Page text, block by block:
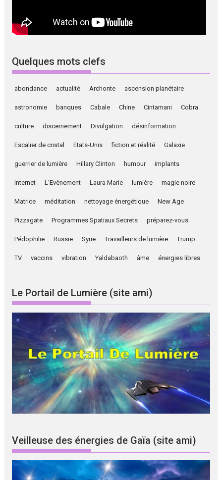
Quelques mots clefs
abondance actualité Archonte ascension planétaire
astronomie banques Cabale Chine Cintamani Cobra
culture discernement Divulgation désinformation
Escalier de cristal Etats-Unis fiction et réalité Galaxie
guerrier de lumière Hillary Clinton humour implants
internet L'Evènement Laura Marie lumière magie noire
Matrice méditation nettoyage énergétique New Age
Pizzagate Programmes Spatiaux Secrets préparez-vous
Pédophilie Russie Syrie Travailleurs de lumière Trump
TV vaccins vibration Yaldabaoth âme énergies libres
Le Portail de Lumière (site ami)
Veilleuse des énergies de Gaïa (site ami)